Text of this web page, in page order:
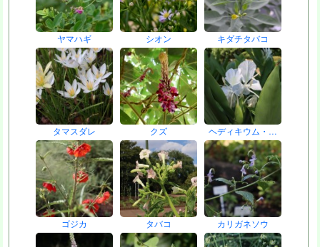
ヤマハギ シオン キダチタバコ
タマスダレ クズ ヘディキウム・…
ゴジカ タバコ カリガネソウ